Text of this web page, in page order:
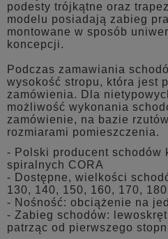
podesty trójkątne oraz
modelu posiadają zabieg
montowane w sposób
koncepcji.
Podczas zamawiania
wysokość stropu, która jest
zamówienia. Dla
możliwość wykonania
zamówienie, na bazie
rozmiarami pomieszczenia.
- Polski producent schodów
spiralnych CORA
- Dostępne, wielkości
130, 140, 150, 160, 170,
- Nośność: obciążenie na
- Zabieg schodów:
patrząc od pierwszego